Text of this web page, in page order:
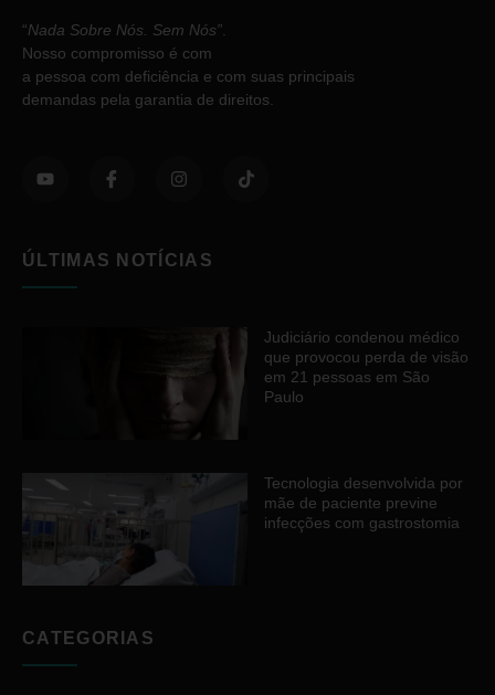
“Nada Sobre Nós. Sem Nós”
Nosso compromisso é com
a pessoa com deficiência e com suas principais
demandas pela garantia de direitos.
ÚLTIMAS NOTÍCIAS
Judiciário condenou médico
que provocou perda de visão
em 21 pessoas em São
Paulo
Tecnologia desenvolvida por
mãe de paciente previne
infecções com gastrostomia
CATEGORIAS